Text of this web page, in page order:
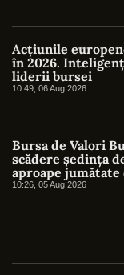
Acțiunile
în 2026.
liderii bursei
10:49, 06 Aug 2026
Bursa de Valori
scădere ședința
aproape
10:26, 05 Aug 2026